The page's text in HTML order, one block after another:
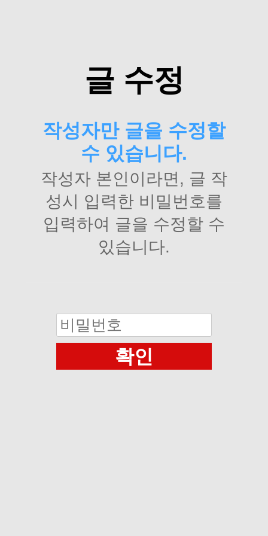
글 수정
작성자만 글을 수정할
수 있습니다.
작성자 본인이라면, 글 작
성시 입력한 비밀번호를
입력하여 글을 수정할 수
있습니다.